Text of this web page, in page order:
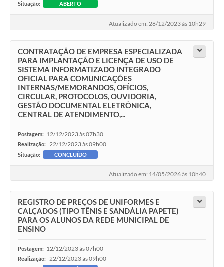
Situação: ABERTO
Atualizado em: 28/12/2023 às 10h29
CONTRATAÇÃO DE EMPRESA ESPECIALIZADA
PARA IMPLANTAÇÃO E LICENÇA DE USO DE
SISTEMA INFORMATIZADO INTEGRADO
OFICIAL PARA COMUNICAÇÕES
INTERNAS/MEMORANDOS, OFÍCIOS,
CIRCULAR, PROTOCOLOS, OUVIDORIA,
GESTÃO DOCUMENTAL ELETRÔNICA,
CENTRAL DE ATENDIMENTO,...
Postagem: 12/12/2023 às 07h30
Realização: 22/12/2023 às 09h00
Situação: CONCLUÍDO
Atualizado em: 14/05/2026 às 10h40
REGISTRO DE PREÇOS DE UNIFORMES E
CALÇADOS (TIPO TÊNIS E SANDÁLIA PAPETE)
PARA OS ALUNOS DA REDE MUNICIPAL DE
ENSINO
Postagem: 12/12/2023 às 07h00
Realização: 22/12/2023 às 09h00